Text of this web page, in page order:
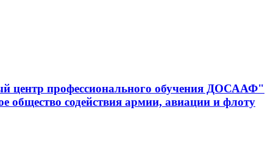
центр профессионального обучения ДОСААФ"
общество содействия армии, авиации и флоту